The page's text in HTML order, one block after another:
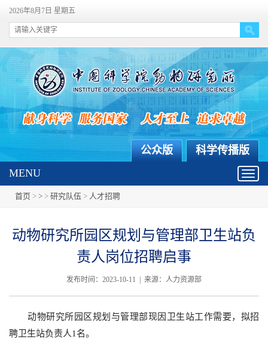
2026年8月7日 星期五
科学传播版
公众版
MENU
首页 > > > 研究队伍 > 人才招聘
动物研究所园区规划与管理部卫生站负
责人岗位招聘启事
发布时间：2023-10-11 | 来源：人力资源部
动物研究所园区规划与管理部现因卫生站工作需要，拟招
聘卫生站负责人1名。